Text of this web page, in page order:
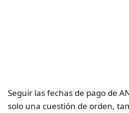
Seguir las fechas de pago de
solo una cuestión de orden,